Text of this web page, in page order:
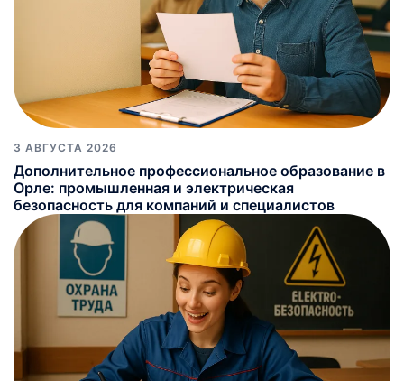
3 АВГУСТА 2026
Дополнительное профессиональное образование в
Орле: промышленная и электрическая
безопасность для компаний и специалистов